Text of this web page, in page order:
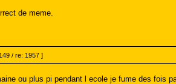
de meme.
/ re: 1957 ]
ou plus pi pendant l ecole je fume des fois